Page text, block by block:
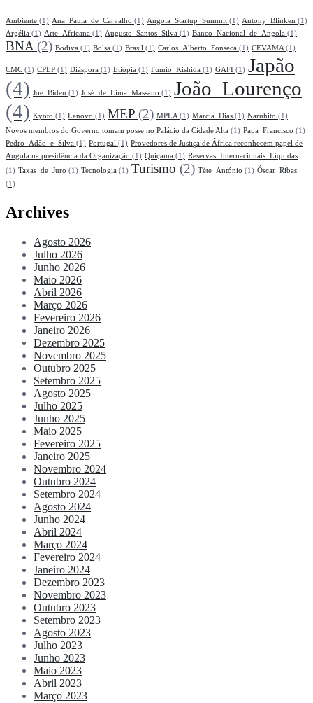
Ambiente (1) Ana_Paula_de_Carvalho (1) Angola_Startup_Summit (1) Antony_Blinken (1)
Argélia (1) Arte_Africana (1) Augusto_Santos_Silva (1) Banco_Nacional_de_Angola (1)
BNA(2) Bodiva (1) Bolsa (1) Brasil (1) Carlos_Alberto_Fonseca (1) CEVAMA(1)
CMC (1) CPLP (1) Diáspora (1) Etiópia (1) Fumio_Kishida (1) GAFI (1) Japão
(4) Joe_Biden (1) José_de_Lima_Massano (1) João_Lourenço
(4) Kyoto (1) Lenovo (1) MEP (2) MPLA(1) Márcia_Dias (1) Naruhito (1)
Novos membros do Governo tomam posse no Palácio da Cidade Alta (1) Papa_Francisco (1)
Pedro_Adão_e_Silva (1) Portugal (1) Provedores de Justiça de África reconhecem papel de
Angola na presidência da Organização (1) Quiçama (1) Reservas_Internacionais_Líquidas
(1) Taxas_de_Juro (1) Tecnologia (1) Turismo (2) Téte_António (1) Óscar_Ribas
(1)
Archives
Agosto 2026
Julho 2026
Junho 2026
Maio 2026
Abril 2026
Março 2026
Fevereiro 2026
Janeiro 2026
Dezembro 2025
Novembro 2025
Outubro 2025
Setembro 2025
Agosto 2025
Julho 2025
Junho 2025
Maio 2025
Fevereiro 2025
Janeiro 2025
Novembro 2024
Outubro 2024
Setembro 2024
Agosto 2024
Junho 2024
Abril 2024
Março 2024
Fevereiro 2024
Janeiro 2024
Dezembro 2023
Novembro 2023
Outubro 2023
Setembro 2023
Agosto 2023
Julho 2023
Junho 2023
Maio 2023
Abril 2023
Março 2023